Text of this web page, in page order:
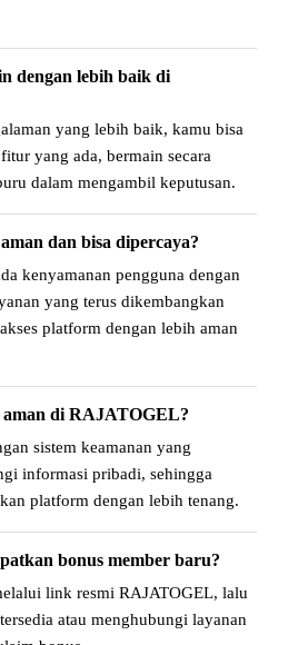
dengan lebih baik di
yang lebih baik, kamu bisa
yang ada, bermain secara
dalam mengambil keputusan.
dan bisa dipercaya?
kenyamanan pengguna dengan
yang terus dikembangkan
platform dengan lebih aman
aman di RAJATOGEL?
sistem keamanan yang
informasi pribadi, sehingga
platform dengan lebih tenang.
bonus member baru?
link resmi RAJATOGEL, lalu
atau menghubungi layanan